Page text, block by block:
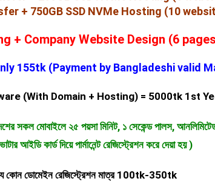
+ 750GB SSD NVMe Hosting (10
+ Company Website Design (6
155tk (Payment by Bangladeshi valid
(With Domain + Hosting) = 5000tk 1st
২৫ পয়সা মিনিট, ১ সেকেন্ড পালস, আনলিমিটেড
আইডি কার্ড দিয়ে পার্মানেন্ট রেজিস্ট্রেশন করে দেয়া হয় )
কোন ডোমেইন রেজিস্ট্রেশন মাত্র 100tk-350tk